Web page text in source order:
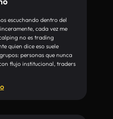
escuchando dentro del
cada vez me
no es trading
quien dice eso suele
personas que nunca
flujo institucional, traders